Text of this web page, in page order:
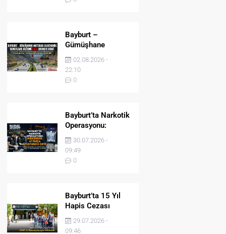
Yaptı
Bayburt –
Gümüşhane
Hattında Elektronik
Denetleme Sistemi
(EDS) Devreye Girdi
02.08.2026 -
22:10
0
Bayburt’ta Narkotik
Operasyonu:
Midesinden 47
Parça Uyuşturucu
Çıktı!
30.07.2026 -
09:49
0
Bayburt’ta 15 Yıl
Hapis Cezası
Bulunan Şahıs
JASAT’ın
29.07.2026 -
09:46